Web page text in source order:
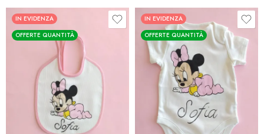
IN EVIDENZA
OFFERTE QUANTITÀ
IN EVIDENZA
OFFERTE QUANTITÀ